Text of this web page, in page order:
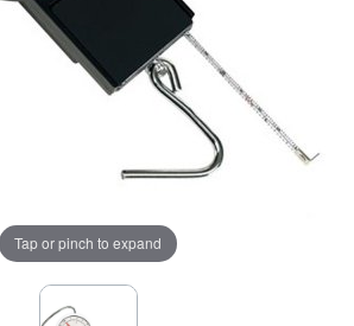
Tap or pinch to expand